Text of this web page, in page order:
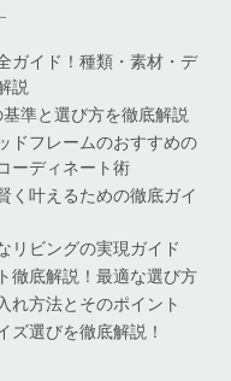
ガイド！種類・素材・デ
説
準と選び方を徹底解説
ドフレームのおすすめの
ーディネート術
く叶えるための徹底ガイ
リビングの実現ガイド
徹底解説！最適な選び方
れ方法とそのポイント
ズ選びを徹底解説！